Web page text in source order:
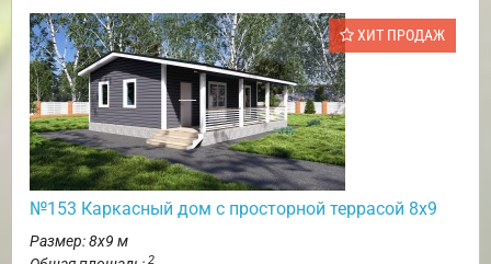
ХИТ ПРОДАЖ
№153 Каркасный дом с просторной террасой 8х9
Размер: 8х9 м
2